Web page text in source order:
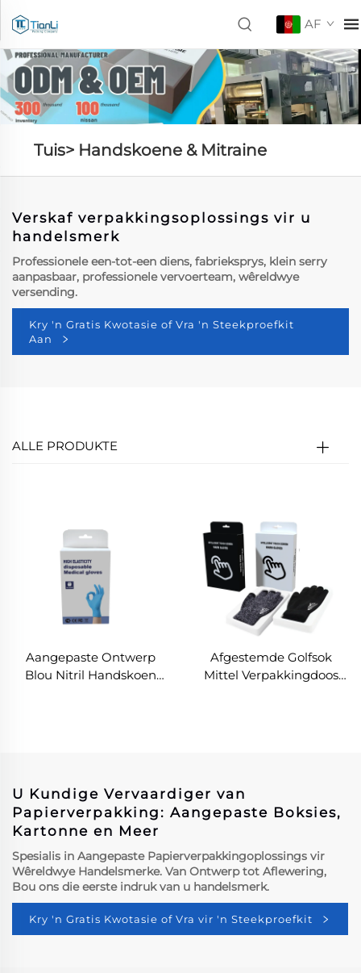
AF
Tuis> Handskoene & Mitraine
Verskaf verpakkingsoplossings vir u
handelsmerk
Professionele een-tot-een diens, fabrieksprys, klein serry
aanpasbaar, professionele vervoerteam, wêreldwye
versending.
Kry 'n Gratis Kwotasie of Vra 'n Steekproefkit
Aan
ALLE PRODUKTE
Aangepaste Ontwerp
Blou Nitril Handskoen
Afgestemde Golfsok
Mittel Verpakkingdoos
U Kundige Vervaardiger van
Papierverpakking: Aangepaste Boksies,
Kartonne en Meer
Spesialis in Aangepaste Papierverpakkingoplossings vir
Wêreldwye Handelsmerke. Van Ontwerp tot Aflewering,
Bou ons die eerste indruk van u handelsmerk.
Kry 'n Gratis Kwotasie of Vra vir 'n Steekproefkit